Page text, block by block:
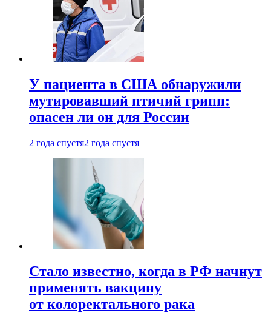
У пациента в США обнаружили
мутировавший птичий грипп:
опасен ли он для России
2 года спустя2 года спустя
Стало известно, когда в РФ начнут
применять вакцину
от колоректального рака